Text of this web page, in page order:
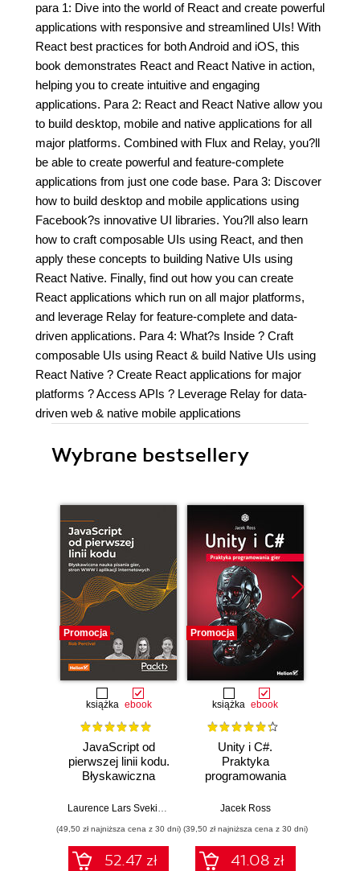
para 1: Dive into the world of React and create powerful
applications with responsive and streamlined UIs! With
React best practices for both Android and iOS, this
book demonstrates React and React Native in action,
helping you to create intuitive and engaging
applications. Para 2: React and React Native allow you
to build desktop, mobile and native applications for all
major platforms. Combined with Flux and Relay, you?ll
be able to create powerful and feature-complete
applications from just one code base. Para 3: Discover
how to build desktop and mobile applications using
Facebook?s innovative UI libraries. You?ll also learn
how to craft composable UIs using React, and then
apply these concepts to building Native UIs using
React Native. Finally, find out how you can create
React applications which run on all major platforms,
and leverage Relay for feature-complete and data-
driven applications. Para 4: What?s Inside ? Craft
composable UIs using React & build Native UIs using
React Native ? Create React applications for major
platforms ? Access APIs ? Leverage Relay for data-
driven web & native mobile applications
Wybrane bestsellery
Promocja
książka ebook
JavaScript od
pierwszej linii kodu.
Błyskawiczna
stron WWW i
internetowych
Laurence Lars Svekis
, Maaike van Putten ,Rob Percival
(49,50 zł najniższa cena z 30 dni)
52.47 zł
Promocja
książka ebook
Unity i C#.
Praktyka
programowania
Jacek Ross
(39,50 zł najniższa cena z 30 dni)
41.08 zł